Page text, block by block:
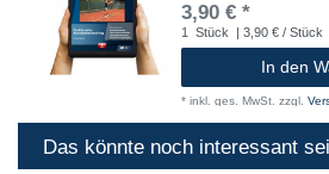
3,90 € *
1 Stück | 3,90 € / Stück
In den
* inkl. ges. MwSt. zzgl.
Das könnte noch interessant